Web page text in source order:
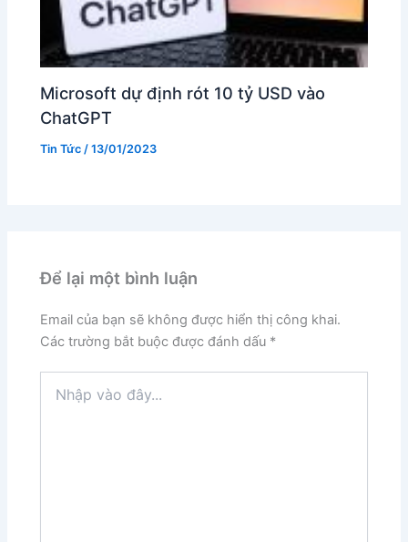
Microsoft dự định rót 10 tỷ USD vào
ChatGPT
Tin Tức /13/01/2023
Để lại một bình luận
Email của bạn sẽ không được hiển thị công khai.
Các trường bắt buộc được đánh dấu *
vào